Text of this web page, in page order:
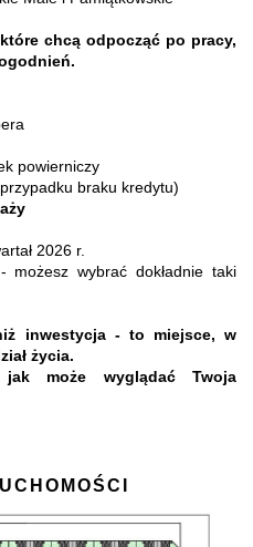
chcą odpocząć po pracy,
powierniczy
braku kredytu)
2026 r.
możesz wybrać dokładnie taki
inwestycja - to miejsce, w
życia.
może wyglądać Twoja